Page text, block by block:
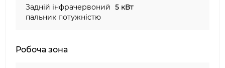
Задній інфрачервоний
пальник потужністю
5 кВт
Робоча зона